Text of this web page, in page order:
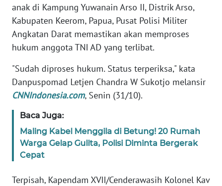
anak di Kampung Yuwanain Arso II, Distrik Arso,
Kabupaten Keerom, Papua, Pusat Polisi Militer
Angkatan Darat memastikan akan memproses
hukum anggota TNI AD yang terlibat.
"Sudah diproses hukum. Status terperiksa," kata
Danpuspomad Letjen Chandra W Sukotjo melansir
CNNIndonesia.com, Senin (31/10).
Baca Juga:
Maling Kabel Menggila di Betung! 20 Rumah
Warga Gelap Gulita, Polisi Diminta Bergerak
Cepat
Terpisah, Kapendam XVII/Cenderawasih Kolonel Kav
OPINI
EDITORIAL
Informasi
INDEKS
BERITA
KONTAK
KAMI
INFO